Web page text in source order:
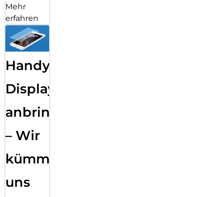
Mehr
erfahren
Handy
Displayfolie
anbringen
– Wir
kümmern
uns